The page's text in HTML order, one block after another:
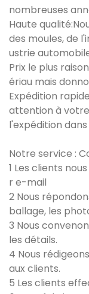
nombreuses
Haute
des moules, de
ustrie
Prix ​​le plus
ériau mais
Expédition
attention à
l'expédition
Notre service :
1 Les clients
r e-mail
2 Nous
ballage, les
3 Nous
les détails.
4 Nous
aux clients.
5 Les clients